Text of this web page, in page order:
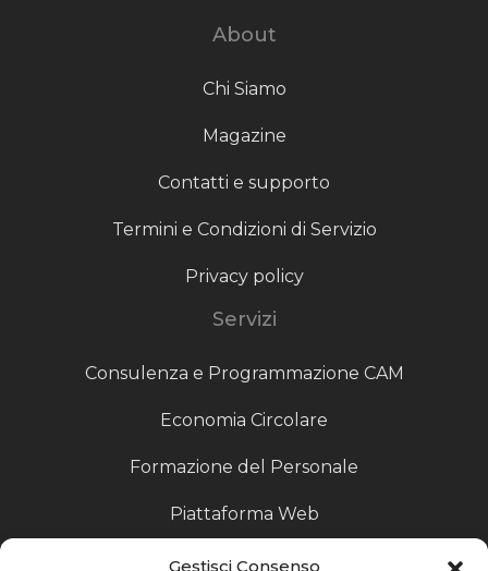
Gestisci Consenso
About
Chi Siamo
Magazine
Contatti e supporto
Termini e Condizioni di Servizio
Privacy policy
Servizi
Consulenza e Programmazione CAM
Economia Circolare
Formazione del Personale
Piattaforma Web
Scouting fornitori